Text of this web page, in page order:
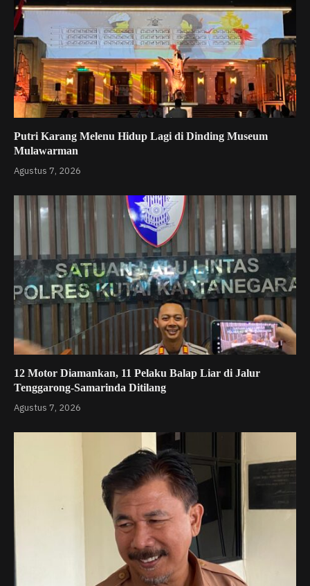
Putri Karang Melenu Hidup Lagi di Dinding Museum
Mulawarman
Agustus 7, 2026
12 Motor Diamankan, 11 Pelaku Balap Liar di Jalur
Tenggarong-Samarinda Ditilang
Agustus 7, 2026